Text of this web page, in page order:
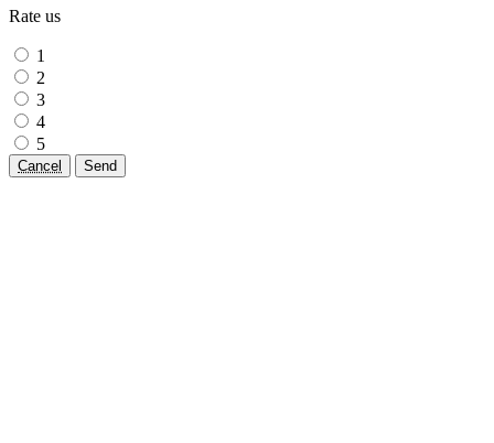
Rate us
1
2
3
4
5
Cancel Send